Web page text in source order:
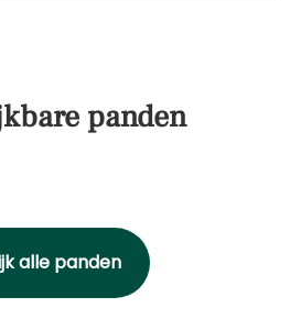
panden
alle panden